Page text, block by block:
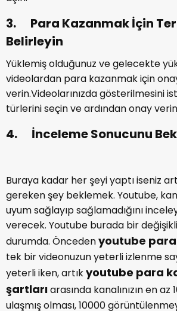
3. Para Kazanmak İçin
Belirleyin
Yüklemiş olduğunuz ve gelecekte
tüm videolardan para kazanmak için
verin.Videolarınızda gösterilmesini
türlerini seçin ve ardından onay
4. İnceleme Sonucunu
Buraya kadar her şeyi yaptı iseniz
gereken şey beklemek. Youtube,
uyum sağlayıp sağlamadığını
verecek. Youtube burada bir
durumda. Öncedenyoutube
tek bir videonuzun yeterli izlenme
yeterli iken, artıkyoutube para
şartlarıarasında kanalınızın en az